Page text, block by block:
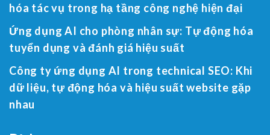
hóa tác vụ trong hạ tầng công nghệ hiện đại
Ứng dụng AI cho phòng nhân sự: Tự động hóa
tuyển dụng và đánh giá hiệu suất
Công ty ứng dụng AI trong technical SEO: Khi
dữ liệu, tự động hóa và hiệu suất website gặp
nhau